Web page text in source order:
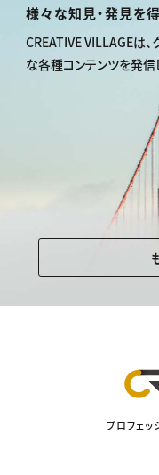
様々な知見・発見を得
CREATIVE VILLAGEは、
な各種コンテンツを発信
プロフェ